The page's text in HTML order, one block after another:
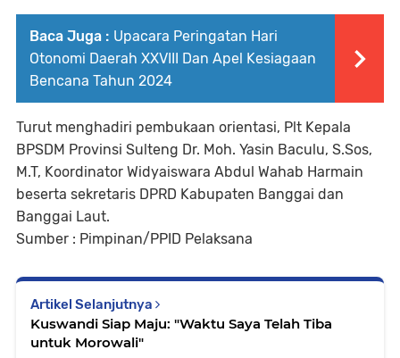
Baca Juga : Upacara Peringatan Hari
Otonomi Daerah XXVIII Dan Apel Kesiagaan
Bencana Tahun 2024
Turut menghadiri pembukaan orientasi, Plt Kepala
BPSDM Provinsi Sulteng Dr. Moh. Yasin Baculu, S.Sos,
M.T, Koordinator Widyaiswara Abdul Wahab Harmain
beserta sekretaris DPRD Kabupaten Banggai dan
Banggai Laut.
Sumber : Pimpinan/PPID Pelaksana
Artikel Selanjutnya
Kuswandi Siap Maju: "Waktu Saya Telah Tiba
untuk Morowali"